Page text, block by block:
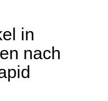
in
nach